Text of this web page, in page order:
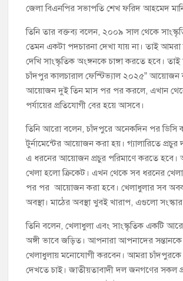
মৃত্যুতে স্মরণ সভা ও দোয়া মাহফিল
জেলা বিএনপির সভাপতি শেখ ফরিদ আহমেদ
তিনি তার বক্তব্য বলেন, ২০০৯ সাল থেকে
তেমন একটা পদচারনা দেখা যায় না। তাই আমরা
দেখি সাংস্কৃতিক অংঙ্গনকে চাঙ্গা করতে হবে।
চাঁদপুর কালচারাল ফেস্টিভ্যাল ২০২৫”
আয়োজন দুই তিন মাস পর পর করলে, এখান
পর্যায়ের প্রতিযোগী বের হয়ে আসবে।
তিনি আরো বলেন, চাঁদপুরে অনেকদিন পর ডিসি
টুর্নামেন্টের আয়োজন করা হয়। গ্যালারিতে প্রচুর
এ ধরনের আয়োজন প্রচুর পরিমাণে করতে হবে।
খেলা হলো ক্রিকেট। এখন থেকে সব ধরনের
পর পর আয়োজন করা হবে। খেলাধুলার সব
অবস্থা। মাঠের অবস্থা খুবই খারাপ, এগুলো
তিনি বলেন, খেলাধুলা এবং সাংস্কৃতিক একটি
অঙ্গী ভাবে জড়িত। আপনারা আপনাদের সন্তানকে
খেলাধুলায় মনোযোগী করবেন। আমরা চাঁদপুরকে
দেখতে চাই। জাতীয়তাবাদী দল জনগণের সকল